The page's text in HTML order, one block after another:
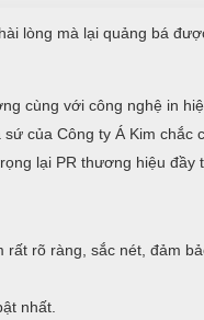
lòng mà lại quảng bá
cùng với công nghệ in
của Công ty Á Kim chắc
lại PR thương hiệu đầy
rất rõ ràng, sắc nét, đảm
nhất.